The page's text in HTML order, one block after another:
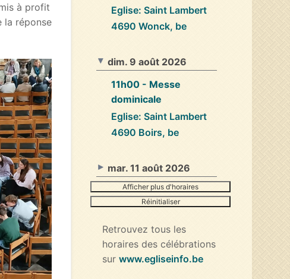
à profit
la réponse
Eglise: Saint Lambert
4690 Wonck, be
dim. 9 août 2026
11h00 - Messe
dominicale
Eglise: Saint Lambert
4690 Boirs, be
mar. 11 août 2026
Afficher plus d'horaires
Réinitialiser
Retrouvez tous les
horaires des célébrations
sur www.egliseinfo.be